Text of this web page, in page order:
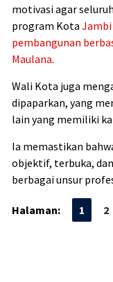
motivasi agar
program Kota Jambi
pembangunan
Maulana.
Wali Kota juga
dipaparkan, yang
lain yang memiliki
Ia memastikan
objektif, terbuka,
berbagai unsur
Halaman: 1 2